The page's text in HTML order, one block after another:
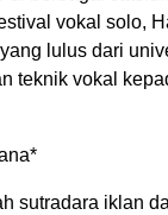
vokal solo,
lulus dari
teknik vokal
sutradara iklan